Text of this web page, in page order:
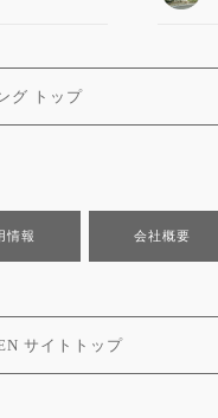
グ トップ
情報 会社概要
サイトトップ